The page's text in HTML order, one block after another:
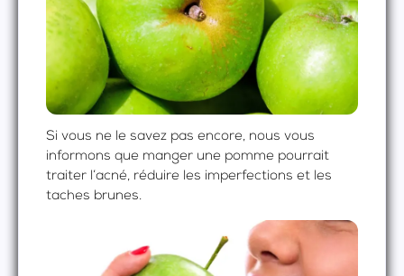
Si vous ne le savez pas encore, nous vous
informons que manger une pomme pourrait
traiter l’acné, réduire les imperfections et les
taches brunes.